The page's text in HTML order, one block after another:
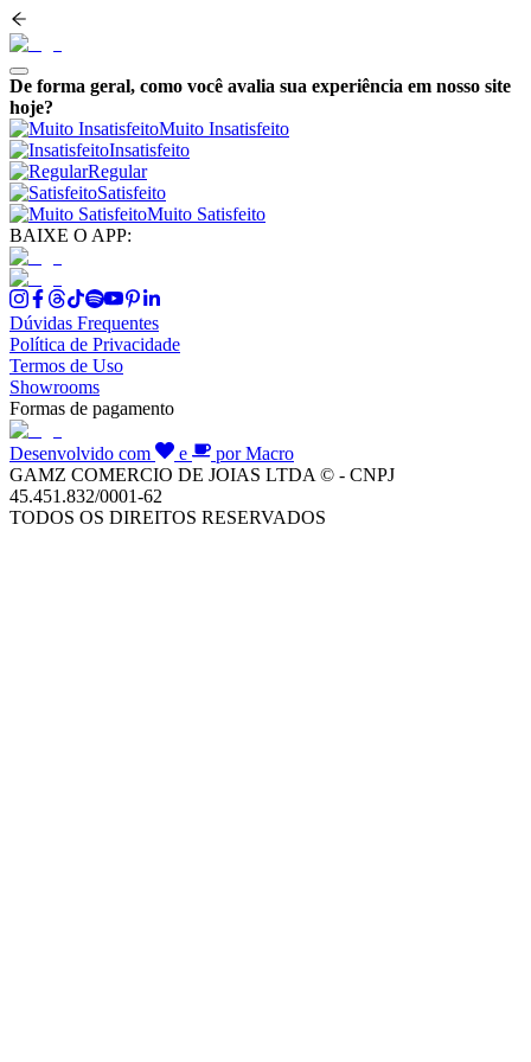
De forma geral, como você avalia sua experiência em nosso site
hoje?
Muito Insatisfeito
Insatisfeito
Regular
Satisfeito
Muito Satisfeito
BAIXE O APP:
Dúvidas Frequentes
Política de Privacidade
Termos de Uso
Showrooms
Formas de pagamento
Desenvolvido com e
por Macro
GAMZ COMERCIO DE JOIAS LTDA © - CNPJ
45.451.832/0001-62
TODOS OS DIREITOS RESERVADOS